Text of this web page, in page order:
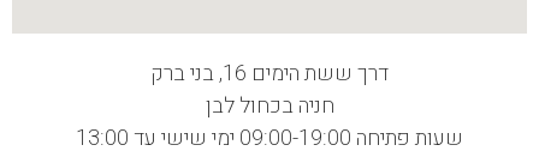
דרך ששת הימים 16, בני ברק
חניה בכחול לבן
שעות פתיחה 09:00-19:00 ימי שישי עד 13:00